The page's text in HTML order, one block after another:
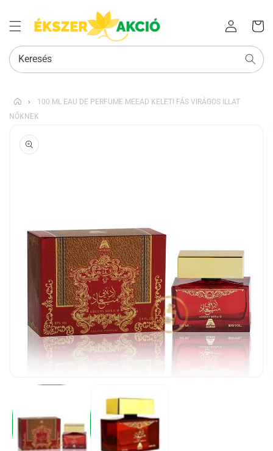
Bejelentkezés
kosara
Keresés
›
100 ML EAU DE PERFUME MEEAD KELETI FÁS VIRÁGOS ILLAT
NŐKNEK
UGRÁS A
TERMÉKADATOKRA
a
modális
párbeszédpanelen